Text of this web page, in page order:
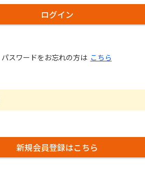
ログイン
パスワードをお忘れの方は こちら
新規会員登録はこちら